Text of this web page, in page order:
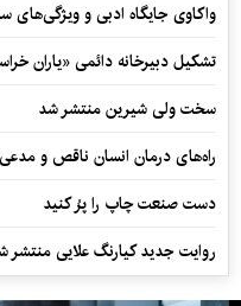
واکاوی جایگاه ادبی و ویژگی‌های
تشکیل دبیرخانه دائمی «یاران
سخت ولی شیرین منتشر شد
راه‌های درمان انسان ناقص و
دست صنعت چاپ را پرُ کنید
روایت جدید کیارنگ علایی منتشر